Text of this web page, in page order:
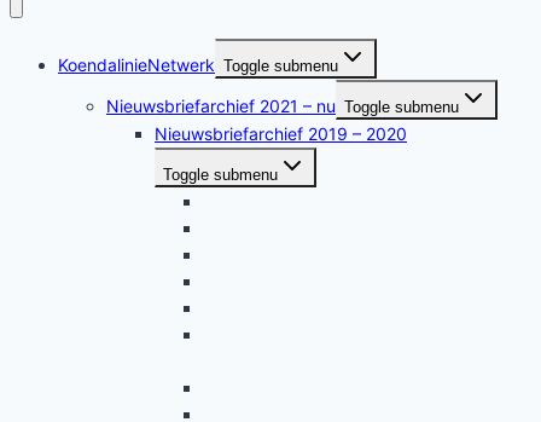
KoendalinieNetwerk Toggle submenu
Nieuwsbriefarchief 2021 – nu Toggle submenu
Nieuwsbriefarchief 2019 – 2020
Toggle submenu